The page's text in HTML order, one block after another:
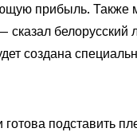
прибыль.
сказал
создана
подставить